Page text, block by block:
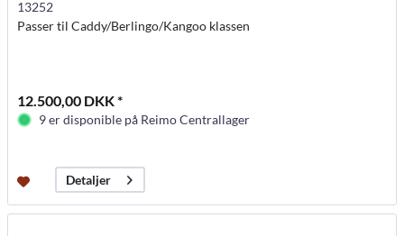
13252
Passer til Caddy/Berlingo/Kangoo klassen
12.500,00 DKK *
9 er disponible på Reimo Centrallager
Detaljer